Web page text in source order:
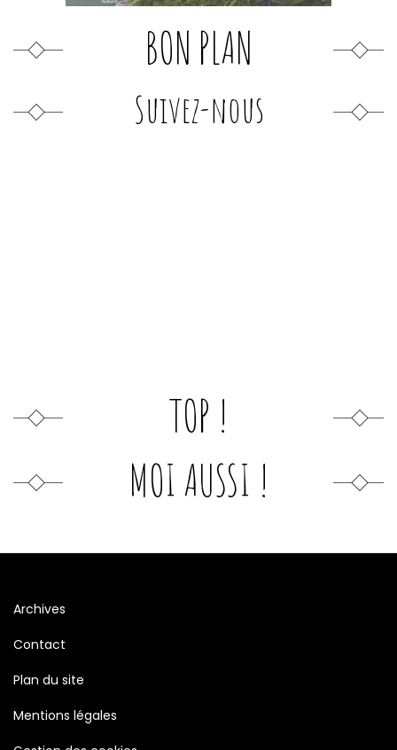
BON PLAN
Suivez-nous
TOP !
MOI AUSSI !
Archives
Contact
Plan du site
Mentions légales